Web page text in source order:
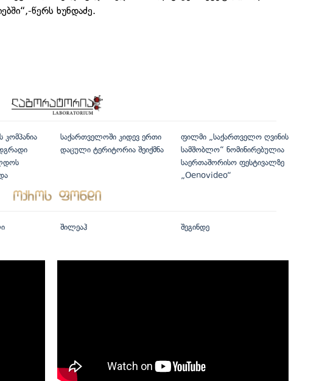
წერს ხუნდაძე.
საქართველოში კიდევ ერთი
დაცული ტერიტორია შეიქმნა
ფილმი „საქართველო ღვინის
სამშობლო“ ნომინირებულია
საერთაშორისო ფესტივალზე
„Oenovideo“
შილეაჰ შეგინდე